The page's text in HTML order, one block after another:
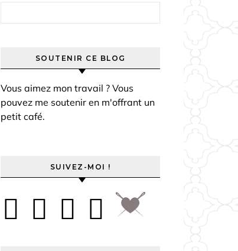
SOUTENIR CE BLOG
Vous aimez mon travail ? Vous
pouvez me soutenir en m'offrant un
petit café.
SUIVEZ-MOI !